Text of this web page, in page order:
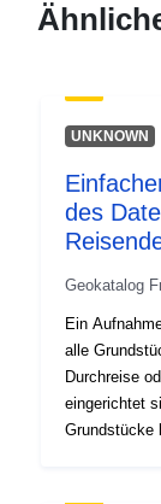
Typ:
UNKNOWN
des
Geokatalog
Ein
alle
Durchreise
eingerichtet
Grundstücke